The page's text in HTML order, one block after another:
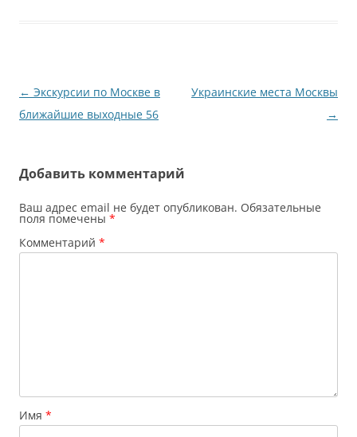
Навигация
по
← Экскурсии по Москве в
ближайшие выходные 56
Украинские места Москвы
→
Добавить комментарий
Ваш адрес email не будет опубликован. Обязательные
поля помечены *
Комментарий *
Имя *